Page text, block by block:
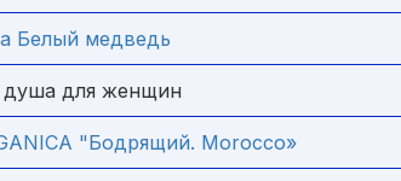
Белый медведь
душа для женщин
"Бодрящий. Morocco»